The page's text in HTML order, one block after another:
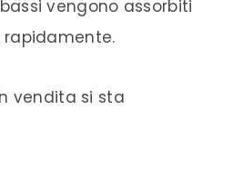
vengono assorbiti
vendita si sta